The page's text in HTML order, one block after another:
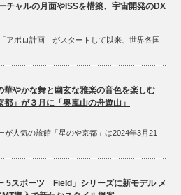
チャルの月面やISSを構築、宇宙開発のDX
アポロ計画」がスタートして以来、世界各国
華やかな舞と幽玄な雅楽の音色を楽しむ
都」が３月に「奥嵐山の舟遊山」
人気の旅館「星のや京都」は2024年3月21
5スポーツ Field」シリーズに新モデル メ